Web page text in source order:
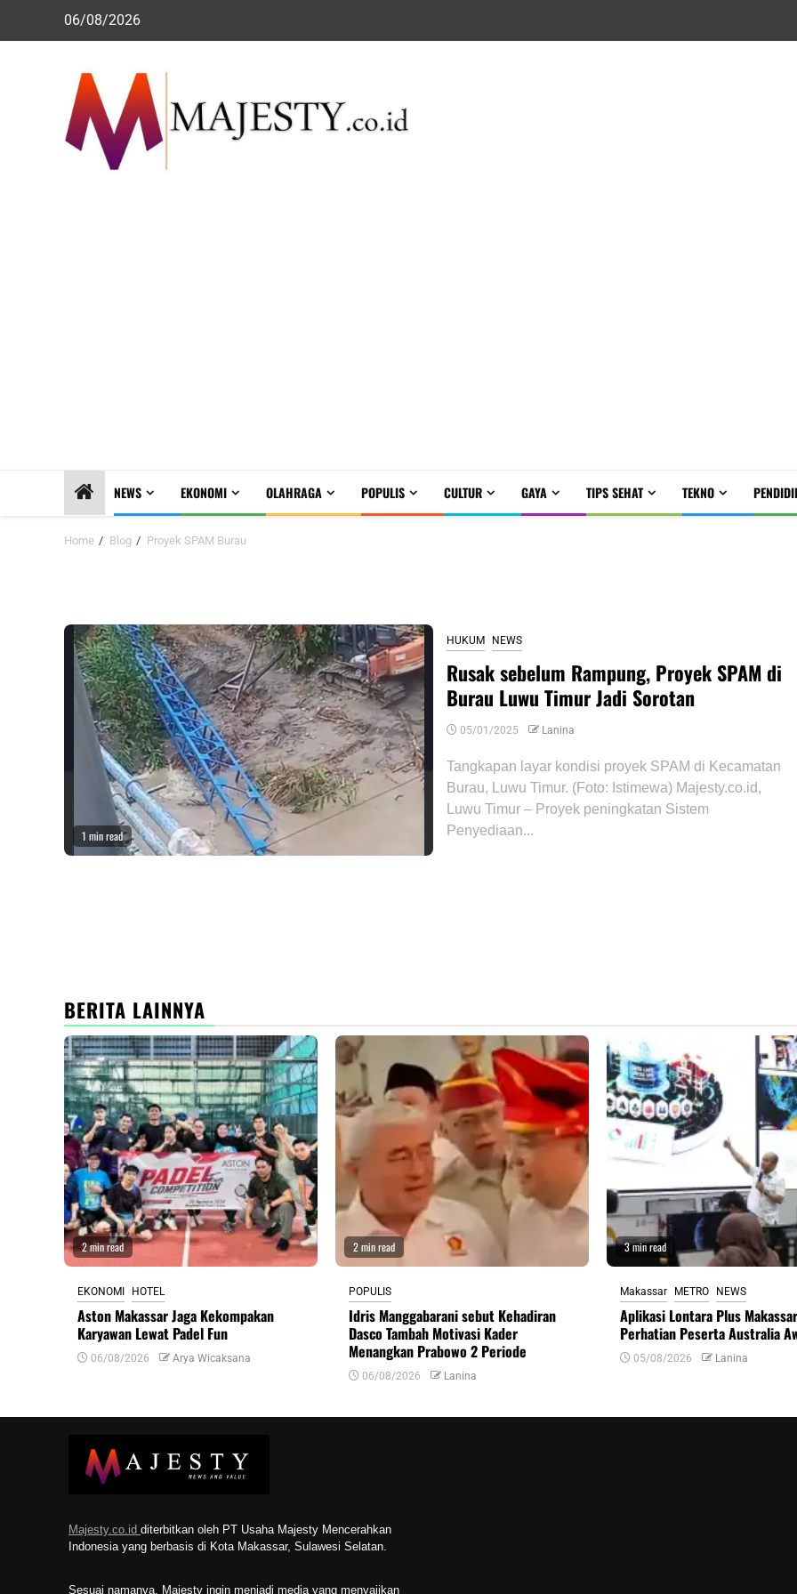
06/08/2026
NEWS EKONOMI OLAHRAGA POPULIS CULTUR GAYA TIPS SEHAT TEKNO
Home Blog Proyek SPAM Burau
1 min read
HUKUM NEWS
Rusak sebelum Rampung, Proyek SPAM di
Burau Luwu Timur Jadi Sorotan
05/01/2025 Lanina
Tangkapan layar kondisi proyek SPAM di Kecamatan
Burau, Luwu Timur. (Foto: Istimewa) Majesty.co.id,
Luwu Timur – Proyek peningkatan Sistem
Penyediaan...
BERITA LAINNYA
2 min read
EKONOMI HOTEL
Aston Makassar Jaga Kekompakan
Karyawan Lewat Padel Fun
06/08/2026 Arya Wicaksana
2 min read
POPULIS
Idris Manggabarani sebut Kehadiran
Dasco Tambah Motivasi Kader
Menangkan Prabowo 2 Periode
06/08/2026 Lanina
3 min read
Makassar METRO NEWS
Aplikasi Lontara Plus
Perhatian Peserta Australia
05/08/2026 Lanina
Majesty.co.id diterbitkan oleh PT Usaha Majesty Mencerahkan
Indonesia yang berbasis di Kota Makassar, Sulawesi Selatan.
Sesuai namanya, Majesty ingin menjadi media yang menyajikan